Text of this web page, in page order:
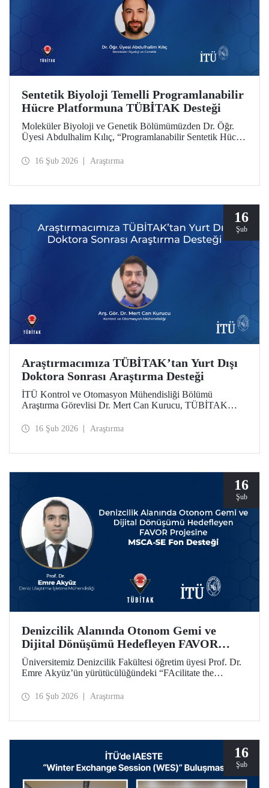
Sentetik Biyoloji Temelli Programlanabilir
Hücre Platformuna TÜBİTAK Desteği
Moleküler Biyoloji ve Genetik Bölümümüzden Dr. Öğr.
Üyesi Abdulhalim Kılıç, “Programlanabilir Sentetik Hücre
Dinamik Modülasyonu ile Konsept Kanıtı” başlıklı
16 Şub 2026 Araştırma
16
Şub
Araştırmacımıza TÜBİTAK’tan Yurt Dışı
Doktora Sonrası Araştırma Desteği
İTÜ Kontrol ve Otomasyon Mühendisliği Bölümü
Araştırma Görevlisi Dr. Mert Can Kurucu, TÜBİTAK
kapsamında desteklenmeye hak kazandı. Dr. Kurucu,
16 Şub 2026 Araştırma
16
Şub
Denizcilik Alanında Otonom Gemi ve
Dijital Dönüşümü Hedefleyen FAVOR
Projesine MSCA-SE Fon Desteği
Üniversitemiz Denizcilik Fakültesi öğretim üyesi Prof. Dr.
Emre Akyüz’ün yürütücülüğündeki “FAcilitate the
(FAVOR)” başlıklı 1.182.360 avro bütçeli AB HORIZON
16 Şub 2026 Araştırma
16
Şub